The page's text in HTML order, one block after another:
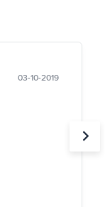
03-10-2019